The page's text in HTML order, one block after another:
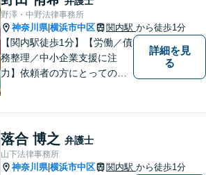
お気軽にご相談ください。
野澤・中野法律事務所
神奈川県|横浜市中区 関内駅 から徒歩1分
【関内駅徒歩1分】【労働／債
務整理／中小企業支援に注
力】依頼者の方にとっての
を最大限駆使したご提案をい
たします。【初回相談30分無
料】
詳細を見
る
落合 博之 弁護士
山下法律事務所
神奈川県|横浜市中区 関内駅 から徒歩1分